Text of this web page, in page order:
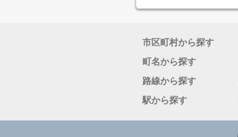
市区町村から探す
町名から探す
路線から探す
駅から探す